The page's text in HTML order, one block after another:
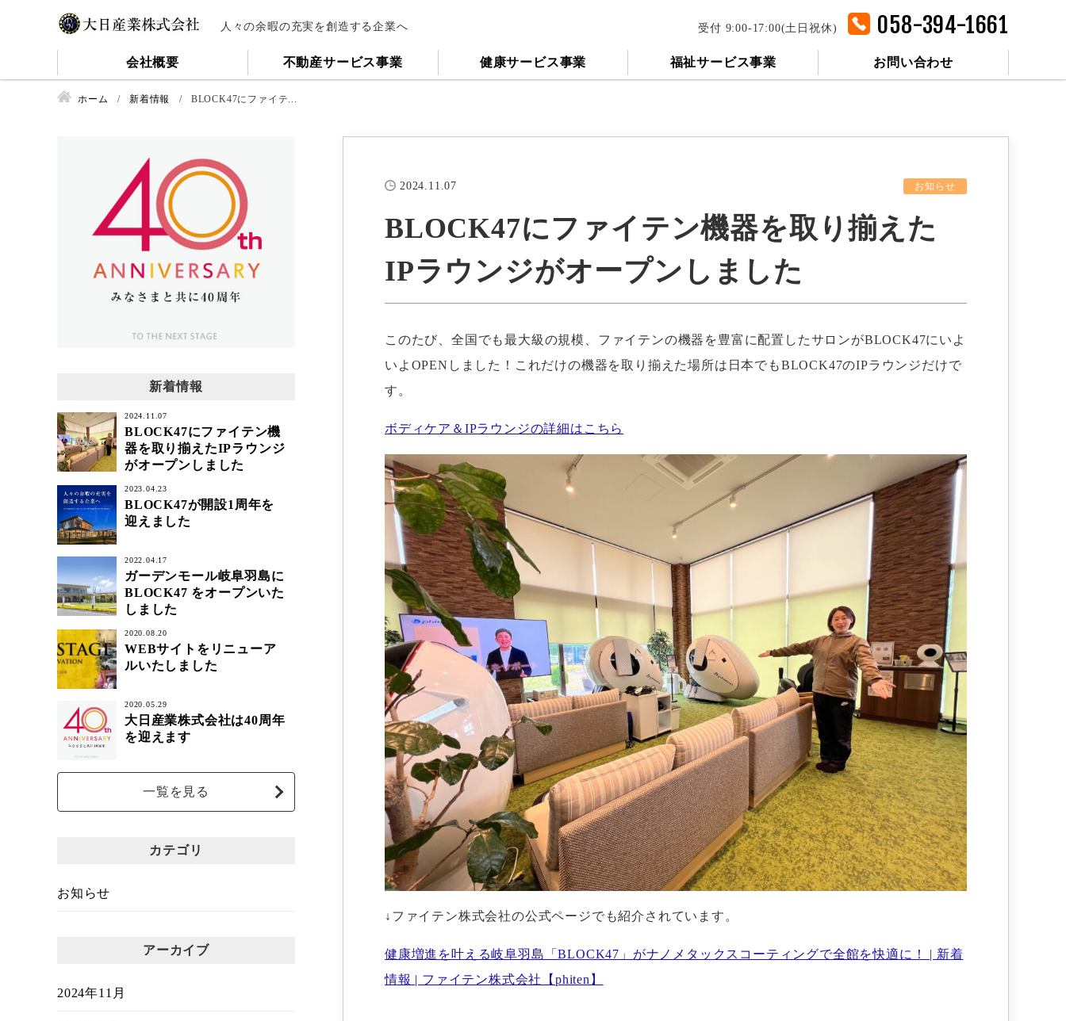
人々の余暇の充実を創造する企業へ 受付 9:00-17:00(土日祝休) 058-394-1661
会社概要 不動産サービス事業 健康サービス事業 福祉サービス事業 お問い合わせ
ホーム 新着情報 BLOCK47にファイテ...
2024.11.07 お知らせ
BLOCK47にファイテン機器を取り揃えた
IPラウンジがオープンしました
このたび、全国でも最大級の規模、ファイテンの機器を豊富に配置したサロンがBLOCK47にいよ
いよOPENしました！これだけの機器を取り揃えた場所は日本でもBLOCK47のIPラウンジだけで
す。
ボディケア＆IPラウンジの詳細はこちら
↓ファイテン株式会社の公式ページでも紹介されています。
健康増進を叶える岐阜羽島「BLOCK47」がナノメタックスコーティングで全館を快適に！ | 新着
情報 | ファイテン株式会社【phiten】
新着情報
2024.11.07
BLOCK47にファイテン機
器を取り揃えたIPラウンジ
がオープンしました
2023.04.23
BLOCK47が開設1周年を
迎えました
2022.04.17
ガーデンモール岐阜羽島に
BLOCK47 をオープンいた
しました
2020.08.20
WEBサイトをリニューア
ルいたしました
2020.05.29
大日産業株式会社は40周年
を迎えます
一覧を見る
カテゴリ
お知らせ
アーカイブ
2024年11月